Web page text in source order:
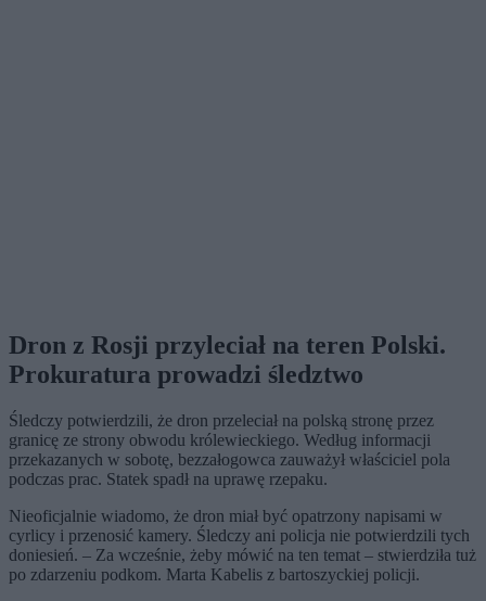
Dron z Rosji przyleciał na teren Polski.
Prokuratura prowadzi śledztwo
Śledczy potwierdzili, że dron przeleciał na polską stronę przez
granicę ze strony obwodu królewieckiego. Według informacji
przekazanych w sobotę, bezzałogowca zauważył właściciel pola
podczas prac. Statek spadł na uprawę rzepaku.
Nieoficjalnie wiadomo, że dron miał być opatrzony napisami w
cyrlicy i przenosić kamery. Śledczy ani policja nie potwierdzili tych
doniesień. – Za wcześnie, żeby mówić na ten temat – stwierdziła tuż
po zdarzeniu podkom. Marta Kabelis z bartoszyckiej policji.